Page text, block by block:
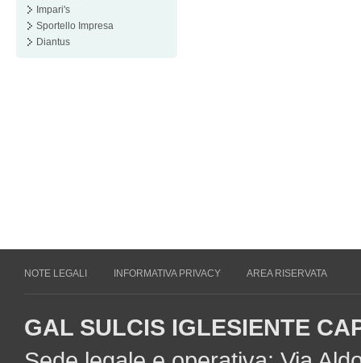
Impari's
Sportello Impresa
Diantus
NOTE LEGALI INFORMATIVA PRIVACY AREA RISERVATA
GAL SULCIS IGLESIENTE